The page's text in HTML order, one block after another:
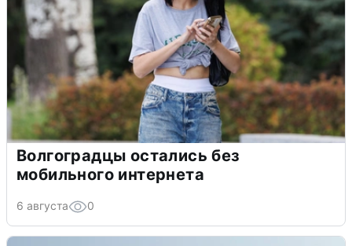
Волгоградцы остались без
мобильного интернета
6 августа 0